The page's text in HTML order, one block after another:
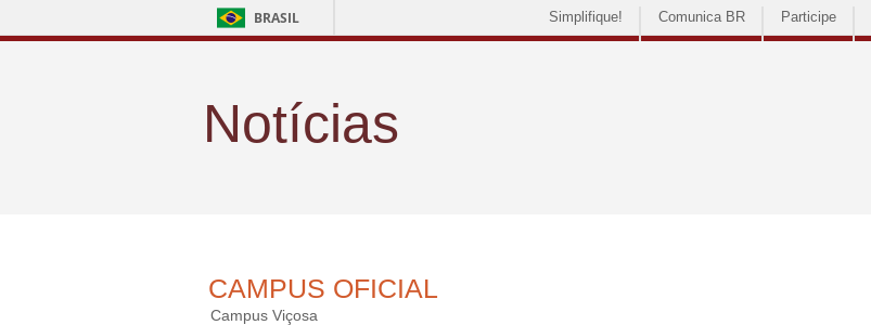
BRASIL Simplifique! Comunica BR Participe
Notícias
CAMPUS OFICIAL
Campus Viçosa